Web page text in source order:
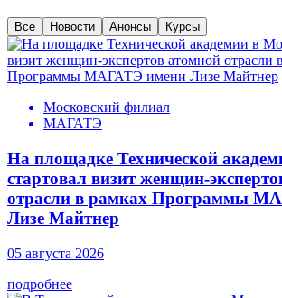
Все Новости Анонсы Курсы
Московский филиал
МАГАТЭ
На площадке Технической
стартовал визит женщин-
отрасли в рамках Программы
Лизе Майтнер
05 августа 2026
подробнее